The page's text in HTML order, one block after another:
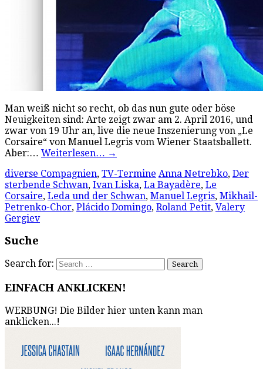
Man weiß nicht so recht, ob das nun gute oder böse
Neuigkeiten sind: Arte zeigt zwar am 2. April 2016, und
zwar von 19 Uhr an, live die neue Inszenierung von „Le
Corsaire“ von Manuel Legris vom Wiener Staatsballett.
Aber:… Weiterlesen… →
diverse Compagnien, TV-Termine Anna Netrebko, Der
sterbende Schwan, Ivan Liska, La Bayadère, Le
Corsaire, Leda und der Schwan, Manuel Legris, Mikhail-
Petrenko-Chor, Plácido Domingo, Roland Petit, Valery
Gergiev
Suche
Search for:
EINFACH ANKLICKEN!
WERBUNG! Die Bilder hier unten kann man
anklicken...!